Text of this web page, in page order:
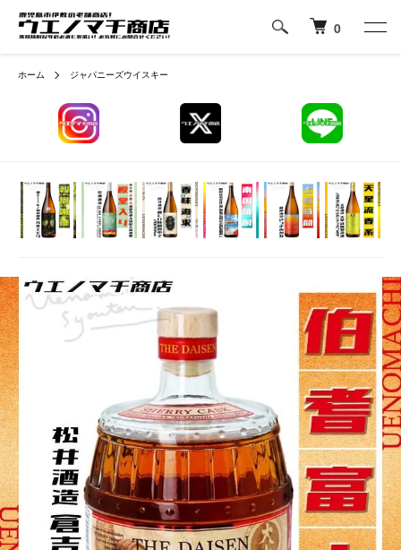
0
ホーム ジャパニーズウイスキー